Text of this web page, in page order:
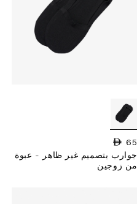
السعر العادي
65
جوارب بتصميم غير ظاهر - عبوة
من زوجين